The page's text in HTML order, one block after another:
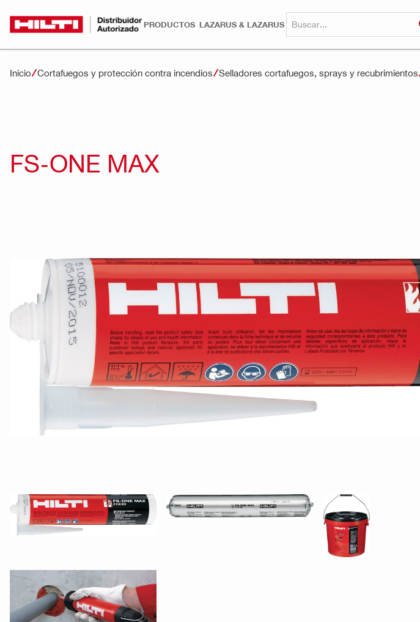
PRODUCTOS LAZARUS & LAZARUS
Inicio Cortafuegos y protección contra incendios Selladores cortafuegos, sprays y recubrimientos
FS-ONE MAX